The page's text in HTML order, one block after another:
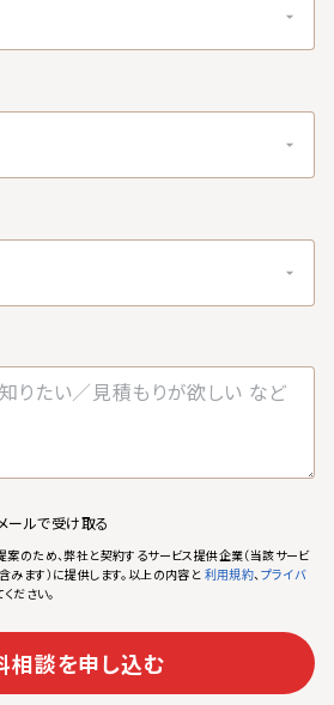
ールで受け取る
のため、弊社と契約するサービス提供企業（当該サービ
ます）に提供します。以上の内容と 利用規約、プライバ
ださい。
相談を申し込む